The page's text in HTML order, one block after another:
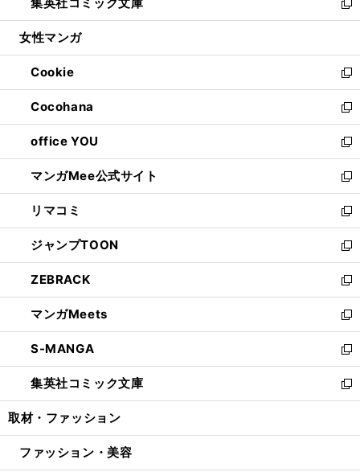
で
開
ド
ウ
開
く
ィ
ン
ウ
で
開
く
い
ウ
ン
ド
ウ
で
開
く
新
し
ウ
ィ
ン
ド
ウ
で
開
く
女性マンガ
Cookie
新
し
い
ウ
ィ
ン
ド
ウ
で
開
く
Cocohana
新
し
い
ウ
ィ
ン
ド
ウ
で
開
く
office YOU
新
し
い
ウ
ィ
ン
ド
ウ
で
開
く
マンガMee公式サイト
新
し
い
ウ
ィ
ン
ド
ウ
で
開
く
リマコミ
新
し
い
ウ
ィ
ン
ド
ウ
で
開
く
ジャンプTOON
新
し
い
ウ
ィ
ン
ド
ウ
で
開
ZEBRACK
新
し
い
ウ
ィ
ン
ド
ウ
開
マンガMeets
新
し
い
ウ
ィ
ン
ウ
開
S-MANGA
新
し
い
ウ
ン
ウ
集英社コミック文庫
新
し
ウ
ン
取材・ファッション
ファッション・美容